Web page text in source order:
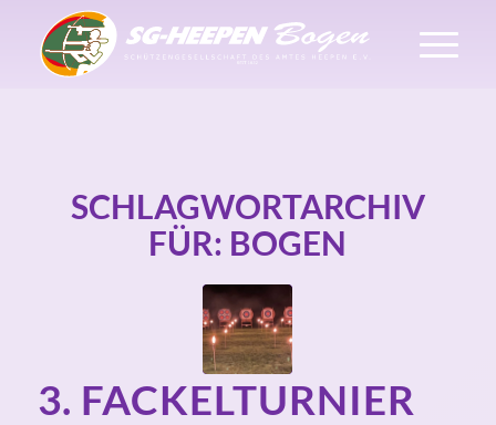
SCHLAGWORTARCHIV
FÜR: BOGEN
3. FACKELTURNIER